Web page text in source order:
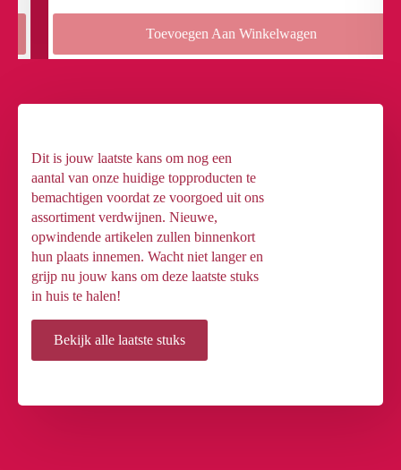
Toevoegen Aan Winkelwagen
Dit is jouw laatste kans om nog een
aantal van onze huidige topproducten te
bemachtigen voordat ze voorgoed uit ons
assortiment verdwijnen. Nieuwe,
opwindende artikelen zullen binnenkort
hun plaats innemen. Wacht niet langer en
grijp nu jouw kans om deze laatste stuks
in huis te halen!
Bekijk alle laatste stuks